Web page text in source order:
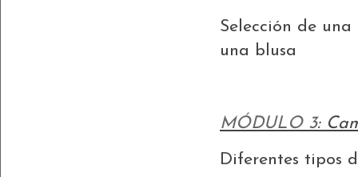
Selección de
una blusa
MÓDULO 3:
Diferentes tipos